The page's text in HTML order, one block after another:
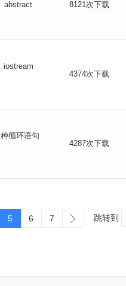
abstract 8121次下载
iostream
4374次下载
循环语句
4287次下载
5 6 7 跳转到